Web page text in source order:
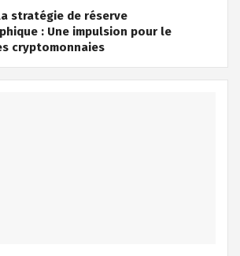
stratégie de réserve
: Une impulsion pour le
cryptomonnaies